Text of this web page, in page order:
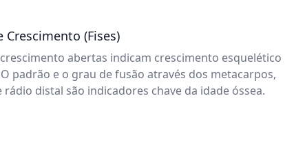
Crescimento (Fises)
abertas indicam crescimento esquelético
padrão e o grau de fusão através dos metacarpos,
rádio distal são indicadores chave da idade óssea.